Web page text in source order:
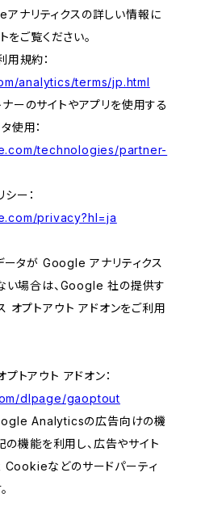
ナリティクスの詳しい情報に
をご覧ください。
規約：
analytics/terms/jp.html
ーのサイトやアプリを使用する
使用：
technologies/partner-
ー：
privacy?hl=ja
ータが Google アナリティクス
い場合は、Google 社の提供す
オプトアウト アドオンをご利用
トアウト アドオン：
dlpage/gaoptout
Analyticsの広告向けの機
の機能を利用し、広告やサイト
などのサードパーティ